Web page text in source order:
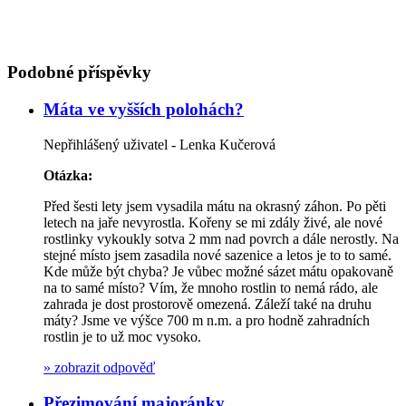
Podobné příspěvky
Máta ve vyšších polohách?
Nepřihlášený uživatel - Lenka Kučerová
Otázka:
Před šesti lety jsem vysadila mátu na okrasný záhon. Po pěti
letech na jaře nevyrostla. Kořeny se mi zdály živé, ale nové
rostlinky vykoukly sotva 2 mm nad povrch a dále nerostly. Na
stejné místo jsem zasadila nové sazenice a letos je to to samé.
Kde může být chyba? Je vůbec možné sázet mátu opakovaně
na to samé místo? Vím, že mnoho rostlin to nemá rádo, ale
zahrada je dost prostorově omezená. Záleží také na druhu
máty? Jsme ve výšce 700 m n.m. a pro hodně zahradních
rostlin je to už moc vysoko.
» zobrazit odpověď